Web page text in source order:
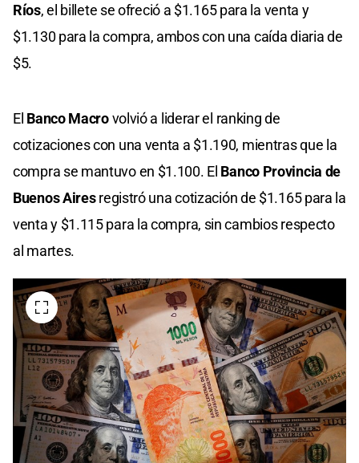
Ríos, el billete se ofreció a $1.165 para la venta y
$1.130 para la compra, ambos con una caída diaria de
$5.
El Banco Macrovolvió a liderar el ranking de
cotizaciones con una venta a $1.190, mientras que la
compra se mantuvo en $1.100. El Banco Provincia de
Buenos Airesregistró una cotización de $1.165 para la
venta y $1.115 para la compra, sin cambios respecto
al martes.